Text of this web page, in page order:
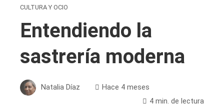
CULTURA Y OCIO
Entendiendo la
sastrería moderna
Natalia Díaz
Hace 4 meses
4 min. de lectura